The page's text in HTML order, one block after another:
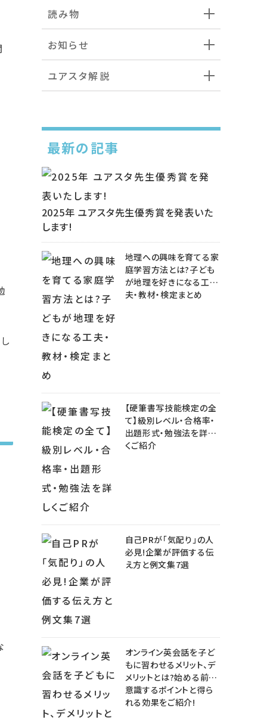
読み物
お知らせ
ユアスタ解説
最新の記事
2025年 ユアスタ先生優秀賞を発表いた
します!
地理への興味を育てる家
庭学習方法とは?子ども
が地理を好きになる工
夫・教材・検定まとめ
【硬筆書写技能検定の全
て】級別レベル・合格率・
出題形式・勉強法を詳し
くご紹介
自己PRが「気配り」の人
必見!企業が評価する伝
え方と例文集7選
オンライン英会話を子ど
もに習わせるメリット、デ
メリットとは?始める前に
意識するポイントと得ら
れる効果をご紹介!